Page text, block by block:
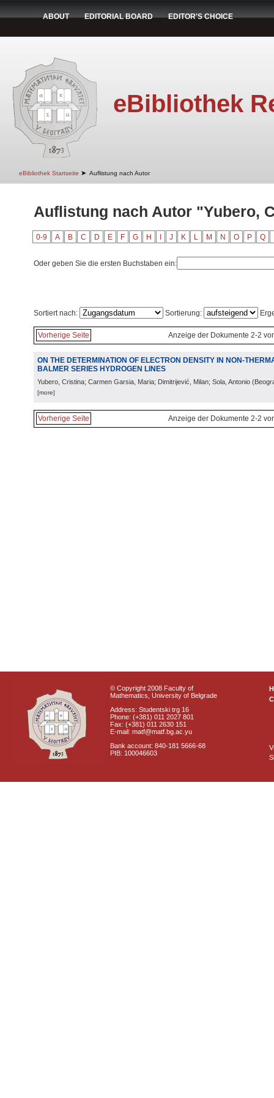
ABOUT EDITORIAL BOARD EDITOR'S CHOICE
eBibliothek
eBibliothek Startseite ➤ Auflistung nach Autor
Auflistung nach Autor "Yubero,
0-9 A B C D E F G H J K L M N O P Q
Oder geben Sie die ersten Buchstaben ein:
Sortiert nach: Sortierung:
Vorherige Seite Anzeige der Dokumente 2-2
ON THE DETERMINATION OF ELECTRON DENSITY IN NON-
BALMER SERIES HYDROGEN LINES
Yubero, Cristina; Carmen Garsia, Maria; Dimitrijević, Milan; Sola, Antonio (
[more]
Vorherige Seite Anzeige der Dokumente 2-2
© Copyright 2008 Faculty of
Mathematics, University of Belgrade
Address: Studentski trg 16
Phone: (+381) 011 2027 801
Fax: (+381) 011 2630 151
E-mail: matf@matf.bg.ac.yu
Bank account: 840-181 5666-68
PIB: 100046603